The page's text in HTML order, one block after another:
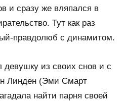
и сразу же вляпался в
Тут как раз
правдолюб с динамитом.
из своих снов и с
Линден (Эми Смарт
найти парня своей